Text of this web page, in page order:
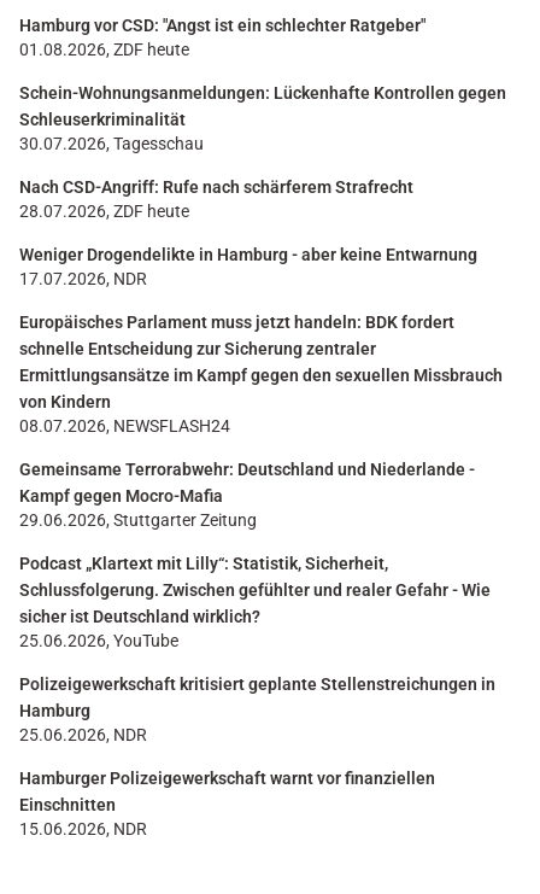
Hamburg vor CSD: "Angst ist ein schlechter Ratgeber"
01.08.2026, ZDF heute
Schein-Wohnungsanmeldungen: Lückenhafte Kontrollen gegen
Schleuserkriminalität
30.07.2026, Tagesschau
Nach CSD-Angriff: Rufe nach schärferem Strafrecht
28.07.2026, ZDF heute
Weniger Drogendelikte in Hamburg - aber keine Entwarnung
17.07.2026, NDR
Europäisches Parlament muss jetzt handeln: BDK fordert
schnelle Entscheidung zur Sicherung zentraler
Ermittlungsansätze im Kampf gegen den sexuellen Missbrauch
von Kindern
08.07.2026, NEWSFLASH24
Gemeinsame Terrorabwehr: Deutschland und Niederlande -
Kampf gegen Mocro-Mafia
29.06.2026, Stuttgarter Zeitung
Podcast „Klartext mit Lilly“: Statistik, Sicherheit,
Schlussfolgerung. Zwischen gefühlter und realer Gefahr - Wie
sicher ist Deutschland wirklich?
25.06.2026, YouTube
Polizeigewerkschaft kritisiert geplante Stellenstreichungen in
Hamburg
25.06.2026, NDR
Hamburger Polizeigewerkschaft warnt vor finanziellen
Einschnitten
15.06.2026, NDR